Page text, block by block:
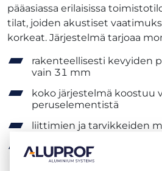
pääasiassa erilaisissa
tilat, joiden akustiset
korkeat. Järjestelmä tarjoaa
rakenteellisesti kevyiden
vain 31 mm
koko järjestelmä koostuu
peruselementistä
liittimien ja tarvikkeiden
esivalmistus on helppoa
myös asentaminen käy